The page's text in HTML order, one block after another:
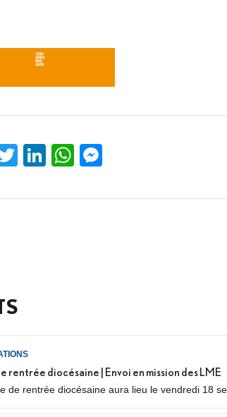
TwitterLinkedIn
WhatsApp
rentrée diocésaine | Envoi en mission des LME
de rentrée diocésaine aura lieu le vendredi 18